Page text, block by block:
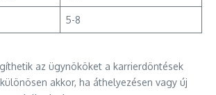
5-8
az ügynököket a karrierdöntések
akkor, ha áthelyezésen vagy új